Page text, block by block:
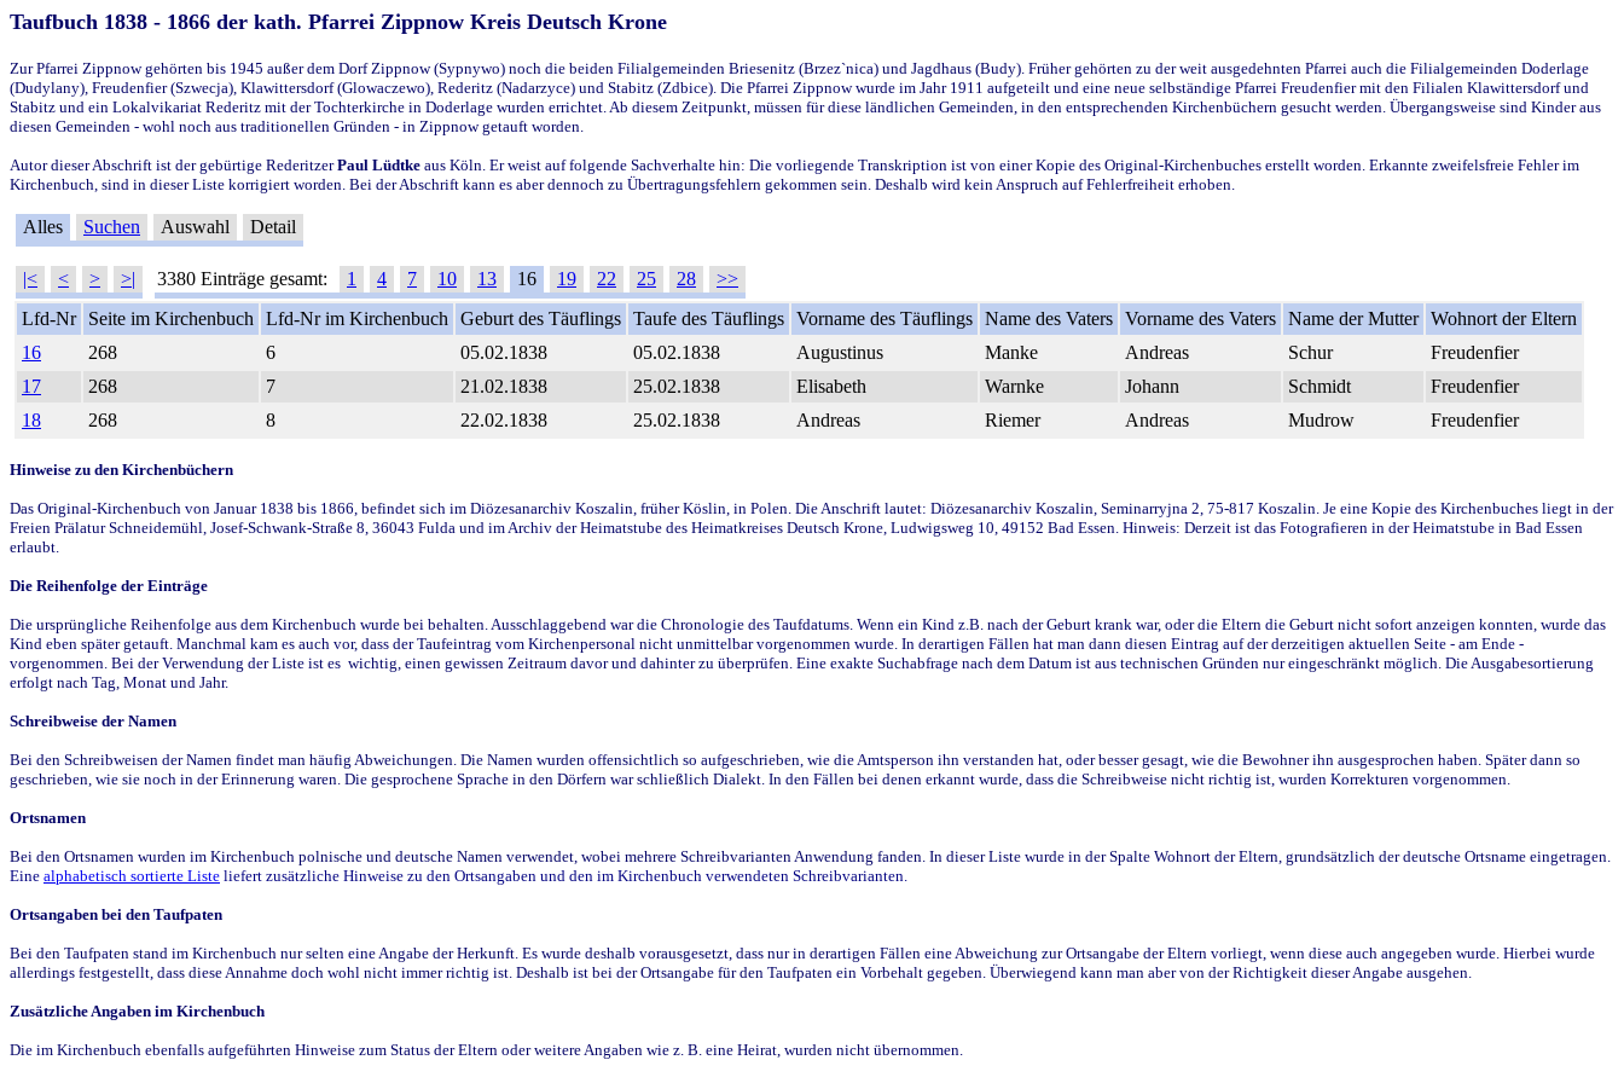
Taufbuch 1838 - 1866 der kath. Pfarrei Zippnow Kreis Deutsch Krone
Zur Pfarrei Zippnow gehörten bis 1945 außer dem Dorf Zippnow (Sypnywo) noch die beiden Filialgemeinden Briesenitz (Brzez`nica) und Jagdhaus (Budy). Früher gehörten zu der weit ausgedehnten Pfarrei auch die Filialgemeinden Doderlage
(Dudylany), Freudenfier (Szwecja), Klawittersdorf (Glowaczewo), Rederitz (Nadarzyce) und Stabitz (Zdbice). Die Pfarrei Zippnow wurde im Jahr 1911 aufgeteilt und eine neue selbständige Pfarrei Freudenfier mit den Filialen Klawittersdorf und
Stabitz und ein Lokalvikariat Rederitz mit der Tochterkirche in Doderlage wurden errichtet. Ab diesem Zeitpunkt, müssen für diese ländlichen Gemeinden, in den entsprechenden Kirchenbüchern gesucht werden. Übergangsweise sind Kinder aus
diesen Gemeinden - wohl noch aus traditionellen Gründen - in Zippnow getauft worden.
Autor dieser Abschrift ist der gebürtige RederitzerPaul Lüdtke aus Köln. Er weist auf folgende Sachverhalte hin: Die vorliegende Transkription ist von einer Kopie des Original-Kirchenbuches erstellt worden. Erkannte zweifelsfreie Fehler im
Kirchenbuch, sind in dieser Liste korrigiert worden. Bei der Abschrift kann es aber dennoch zu Übertragungsfehlern gekommen sein. Deshalb wird kein Anspruch auf Fehlerfreiheit erhoben.
Alles Suchen Auswahl Detail
|< < > >| 3380 Einträge gesamt: 1 4 7 10 13 16 19 22 25 28
>>
Lfd-Nr
Seite im Kirchenbuch Lfd-Nr im Kirchenbuch Geburt des Täuflings Taufe des Täuflings Vorname des Täuflings Name des Vaters Vorname des Vaters Name der Mutter Wohnort der Eltern
16
268 6 05.02.1838 05.02.1838 Augustinus Manke Andreas Schur
Freudenfier
17
268 7 21.02.1838 25.02.1838 Elisabeth Warnke Johann Schmidt
Freudenfier
18
268 8 22.02.1838 25.02.1838 Andreas Riemer Andreas Mudrow Freudenfier
Hinweise zu den Kirchenbüchern
Das Original-Kirchenbuch von Januar 1838 bis 1866, befindet sich im Diözesanarchiv Koszalin, früher Köslin, in Polen. Die Anschrift lautet: Diözesanarchiv Koszalin, Seminarryjna 2, 75-817 Koszalin. Je eine Kopie des Kirchenbuches liegt in der
Freien Prälatur Schneidemühl, Josef-Schwank-Straße 8, 36043 Fulda und im Archiv der Heimatstube des Heimatkreises Deutsch Krone, Ludwigsweg 10, 49152 Bad Essen. Hinweis: Derzeit ist das Fotografieren in der Heimatstube in Bad Essen
erlaubt.
Die Reihenfolge der Einträge
Die ursprüngliche Reihenfolge aus dem Kirchenbuch wurde bei behalten. Ausschlaggebend war die Chronologie des Taufdatums. Wenn ein Kind z.B. nach der Geburt krank war, oder die Eltern die Geburt nicht sofort anzeigen konnten, wurde das
Kind eben später getauft. Manchmal kam es auch vor, dass der Taufeintrag vom Kirchenpersonal nicht unmittelbar vorgenommen wurde. In derartigen Fällen hat man dann diesen Eintrag auf der derzeitigen aktuellen Seite - am Ende -
vorgenommen. Bei der Verwendung der Liste ist es wichtig, einen gewissen Zeitraum davor und dahinter zu überprüfen. Eine exakte Suchabfrage nach dem Datum ist aus technischen Gründen nur eingeschränkt möglich. Die Ausgabesortierung
erfolgt nach Tag, Monat und Jahr.
Schreibweise der Namen
Bei den Schreibweisen der Namen findet man häufig Abweichungen. Die Namen wurden offensichtlich so aufgeschrieben, wie die Amtsperson ihn verstanden hat, oder besser gesagt, wie die Bewohner ihn ausgesprochen haben. Später dann so
geschrieben, wie sie noch in der Erinnerung waren. Die gesprochene Sprache in den Dörfern war schließlich Dialekt. In den Fällen bei denen erkannt wurde, dass die Schreibweise nicht richtig ist, wurden Korrekturen vorgenommen.
Ortsnamen
Bei den Ortsnamen wurden im Kirchenbuch polnische und deutsche Namen verwendet, wobei mehrere Schreibvarianten Anwendung fanden. In dieser Liste wurde in der Spalte Wohnort der Eltern, grundsätzlich der deutsche Ortsname eingetragen.
Eine alphabetisch sortierte Liste liefert zusätzliche Hinweise zu den Ortsangaben und den im Kirchenbuch verwendeten Schreibvarianten.
Ortsangaben bei den Taufpaten
Bei den Taufpaten stand im Kirchenbuch nur selten eine Angabe der Herkunft. Es wurde deshalb vorausgesetzt, dass nur in derartigen Fällen eine Abweichung zur Ortsangabe der Eltern vorliegt, wenn diese auch angegeben wurde. Hierbei wurde
allerdings festgestellt, dass diese Annahme doch wohl nicht immer richtig ist. Deshalb ist bei der Ortsangabe für den Taufpaten ein Vorbehalt gegeben. Überwiegend kann man aber von der Richtigkeit dieser Angabe ausgehen.
Zusätzliche Angaben im Kirchenbuch
Die im Kirchenbuch ebenfalls aufgeführten Hinweise zum Status der Eltern oder weitere Angaben wie z. B. eine Heirat, wurden nicht übernommen.